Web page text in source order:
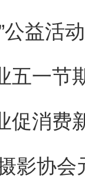
公益活
五一节
促消费
影协会